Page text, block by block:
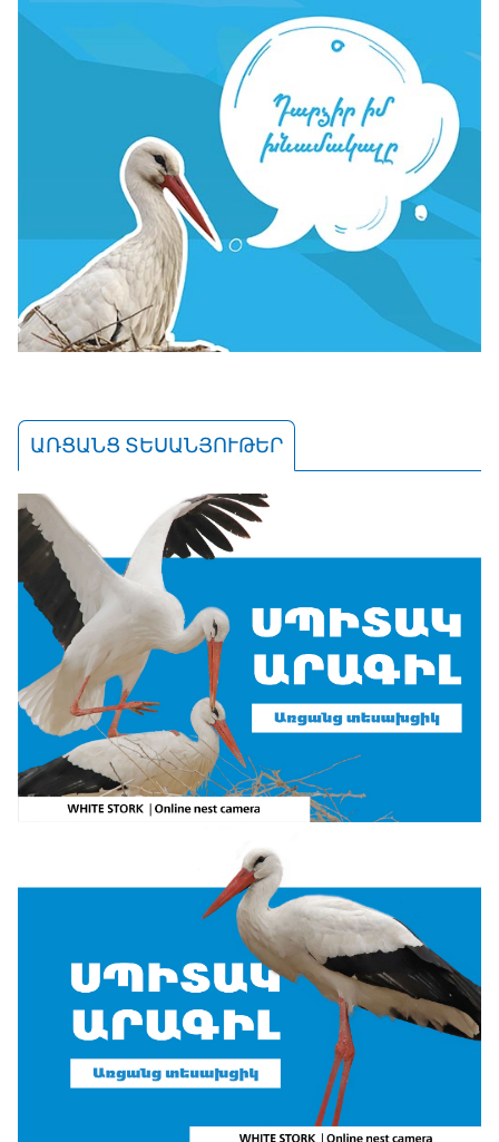
ԱՌՑԱՆՑ ՏԵՍԱՆՅՈՒԹԵՐ